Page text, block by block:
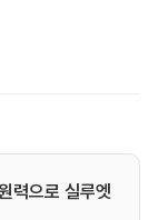
력으로 실루엣